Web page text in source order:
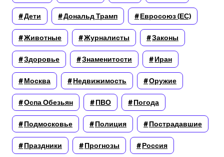
Дети Дональд Трамп Евросоюз (ЕС)
Животные Журналисты Законы
Здоровье Знаменитости Иран
Москва Недвижимость Оружие
Оспа Обезьян ПВО Погода
Подмосковье Полиция Пострадавшие
Праздники Прогнозы Россия